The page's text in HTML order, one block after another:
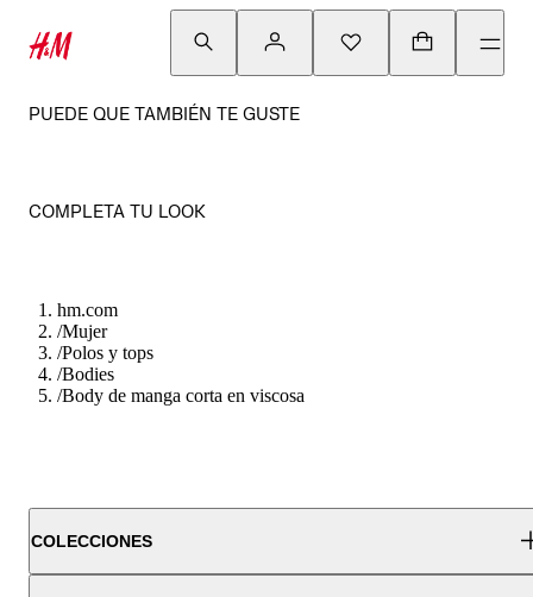
PUEDE QUE TAMBIÉN TE GUSTE
COMPLETA TU LOOK
hm.com
/Mujer
/Polos y tops
/Bodies
/Body de manga corta en viscosa
COLECCIONES